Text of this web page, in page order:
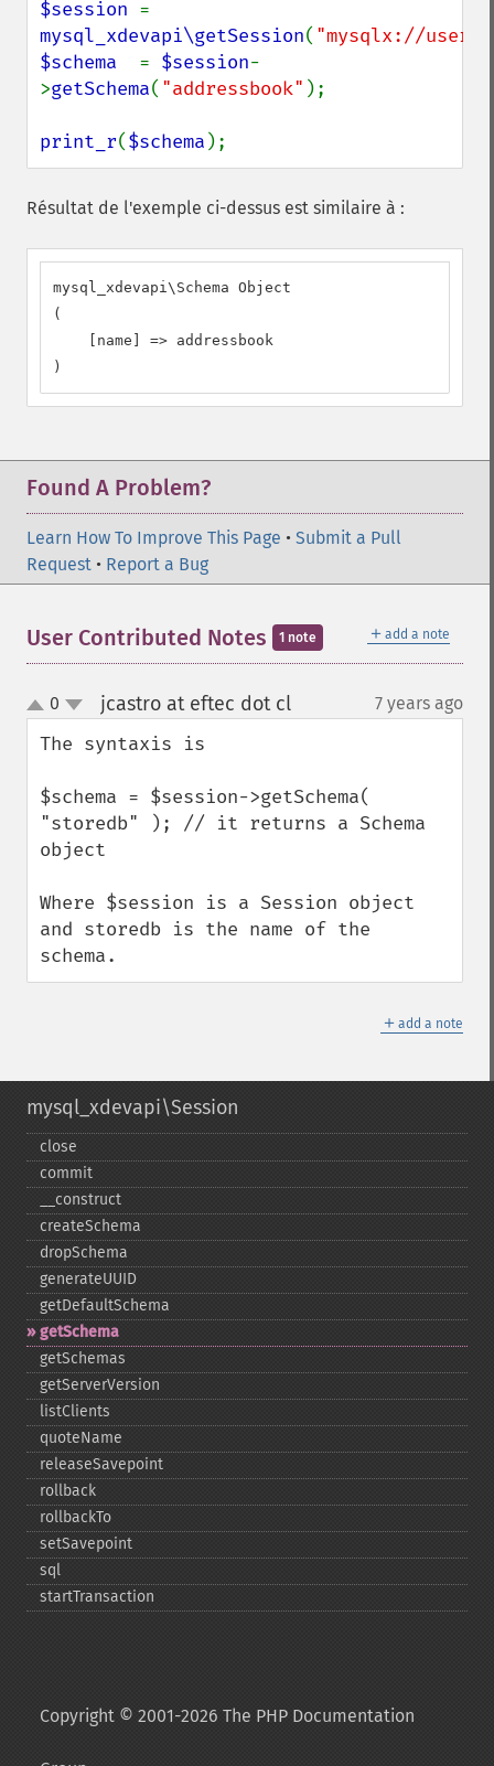
$session
mysql_xdevapi\getSession( "mysqlx://
$schema = $session-
>getSchema( "addressbook" );
print_r($schema );
Résultat de l'exemple ci-dessus est similaire à :
mysql_xdevapi\Schema Object
(
    [name] => addressbook
)
Found A Problem?
Learn How To Improve This Page • Submit a Pull
Request • Report a Bug
＋ add a note
User Contributed Notes 1 note
up
down
0 jcastro at eftec dot cl¶ 7 years ago
The syntaxis is
$schema = $session->getSchema(
"storedb" ); // it returns a Schema
object
Where $session is a Session object
and storedb is the name of the
schema.
＋ add a note
mysql_xdevapi\Session
close
commit
_​_​construct
createSchema
dropSchema
generateUUID
getDefaultSchema
getSchema
getSchemas
getServerVersion
listClients
quoteName
releaseSavepoint
rollback
rollbackTo
setSavepoint
sql
startTransaction
Copyright © 2001-2026 The PHP Documentation